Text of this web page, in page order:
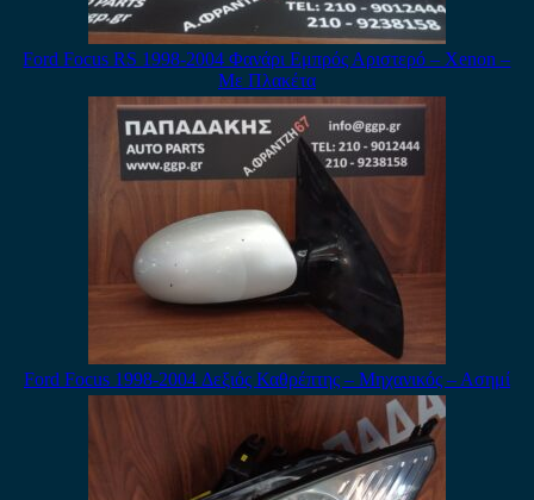
Ford Focus RS 1998-2004 Φανάρι Εμπρός Αριστερό – Xenon –
Με Πλακέτα
Ford Focus 1998-2004 Δεξιός Καθρέπτης – Μηχανικός – Ασημί